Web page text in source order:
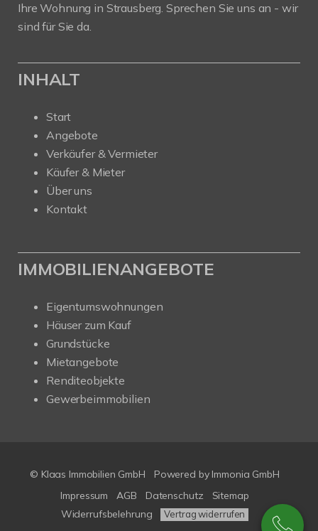
Ihre Wohnung in Strausberg. Sprechen Sie uns an - wir
sind für Sie da.
INHALT
Start
Angebote
Verkäufer & Vermieter
Käufer & Mieter
Über uns
Kontakt
IMMOBILIENANGEBOTE
Eigentumswohnungen
Häuser zum Kauf
Grundstücke
Mietangebote
Renditeobjekte
Gewerbeimmobilien
© Klaas Immobilien GmbH Powered by Immonia GmbH
Impressum
AGB Datenschutz
Sitemap
Widerrufsbelehrung
Vertrag widerrufen